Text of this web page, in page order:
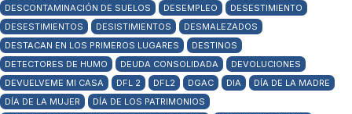
DESCONTAMINACIÓN DE SUELOS
DESEMPLEO
DESESTIMIENTO
DESESTIMIENTOS
DESISTIMIENTOS
DESMALEZADOS
DESTACAN EN LOS PRIMEROS LUGARES
DESTINOS
DETECTORES DE HUMO
DEUDA CONSOLIDADA
DEVOLUCIONES
DEVUELVEME MI CASA
DFL 2 DFL2 DGAC DIA
DÍA DE LA MADRE
DÍA DE LA MUJER
DÍA DE LOS PATRIMONIOS